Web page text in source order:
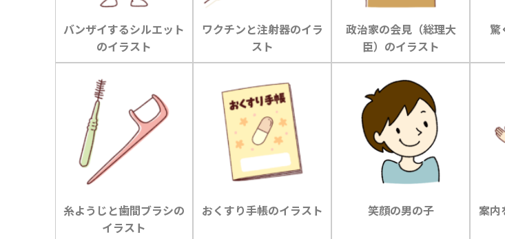
バンザイするシルエット
のイラスト
ワクチンと注射器のイラ
スト
政治家の会見（総理大
臣）のイラスト
驚
糸ようじと歯間ブラシの
イラスト
おくすり手帳のイラスト 笑顔の男の子
案内